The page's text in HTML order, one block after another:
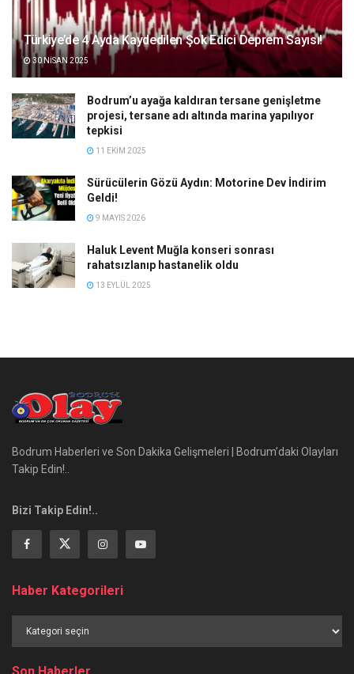
Türkiye’de 4 Ayda Kaydedilen Şok Edici Deprem Sayısı!
30 NISAN 2025
Bodrum’u ayağa kaldıran tersane genişletme
projesi, tersane adı altında marina yapılıyor
tepkisi
11 EKIM 2025
Sürücülerin Gözü Aydın: Motorine Dev İndirim
Geldi!
9 MAYIS 2026
Haluk Levent Muğla konseri sonrası
rahatsızlanıp hastanelik oldu
13 EYLÜL 2025
Bodrum Haberleri ve Son Dakika Gelişmeleri | Bodrum’daki Olayları
Takip Edin!..
Bizi Takip Edin!..
Haber Kategorileri
Kategorileri
Son Haberler